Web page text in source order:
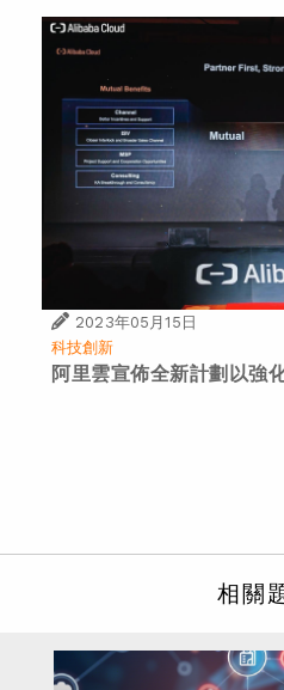
2023年05月15日
科技創新
阿里雲宣佈全新計劃以強
相關